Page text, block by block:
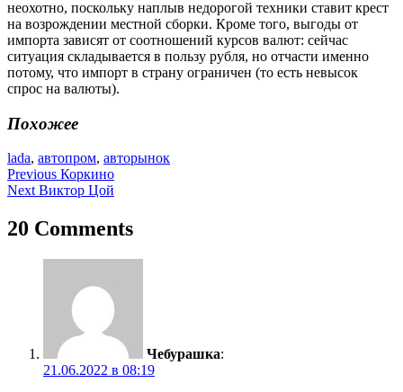
неохотно, поскольку наплыв недорогой техники ставит крест
на возрождении местной сборки. Кроме того, выгоды от
импорта зависят от соотношений курсов валют: сейчас
ситуация складывается в пользу рубля, но отчасти именно
потому, что импорт в страну ограничен (то есть невысок
спрос на валюты).
Похожее
lada, автопром, авторынок
Навигация
по
записям
Previous Коркино
Next Виктор Цой
20 Comments
Чебурашка:
21.06.2022 в 08:19